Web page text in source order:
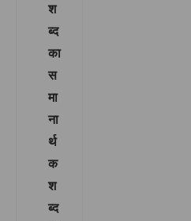
श
ब्द
का
स
मा
ना
र्थ
क
श
ब्द